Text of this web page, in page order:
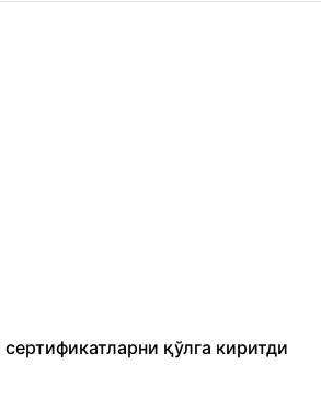
қўлга киритди